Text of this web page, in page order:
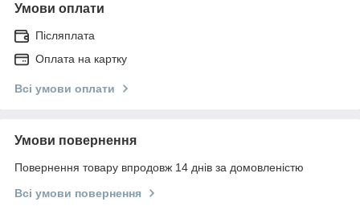
Умови оплати
Післяплата
Оплата на картку
Всі умови оплати
Умови повернення
Повернення товару впродовж 14 днів за домовленістю
Всі умови повернення